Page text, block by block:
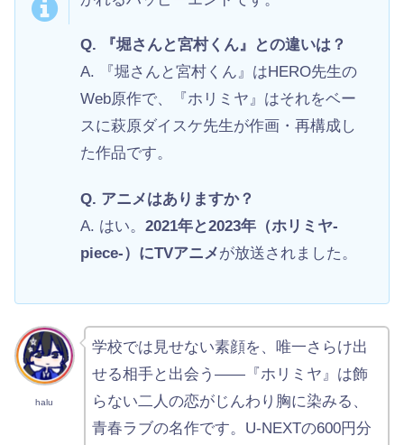
Q. 『堀さんと宮村くん』との違いは？
A. 『堀さんと宮村くん』はHERO先生の
Web原作で、『ホリミヤ』はそれをベー
スに萩原ダイスケ先生が作画・再構成し
た作品です。
Q. アニメはありますか？
A. はい。 2021年と2023年（ホリミヤ-
piece-）にTVアニメが放送されました。
halu
学校では見せない素顔を、唯一さらけ出
せる相手と出会う——『ホリミヤ』は飾
らない二人の恋がじんわり胸に染みる、
青春ラブの名作です。U-NEXTの600円分